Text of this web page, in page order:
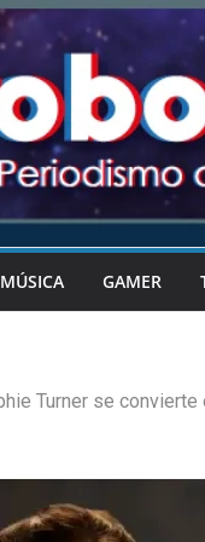
MÚSICA GAMER
Turner se